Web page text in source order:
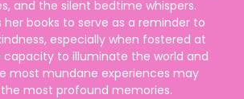
and the silent bedtime whispers.
her books to serve as a reminder to
especially when fostered at
capacity to illuminate the world and
most mundane experiences may
most profound memories.